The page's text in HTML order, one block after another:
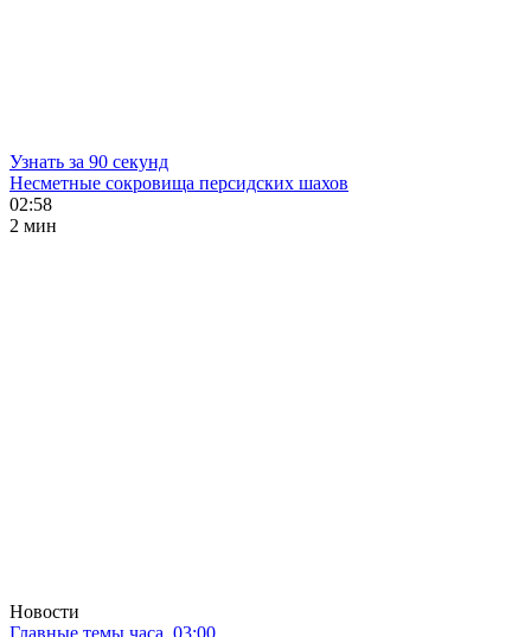
Узнать за 90 секунд
Несметные сокровища персидских шахов
02:58
2 мин
Новости
Главные темы часа. 03:00